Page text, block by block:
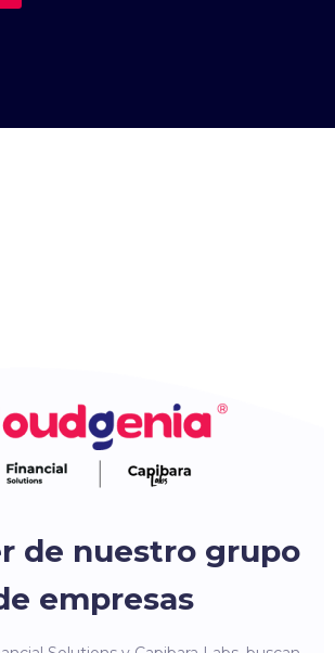
de nuestro grupo
empresas